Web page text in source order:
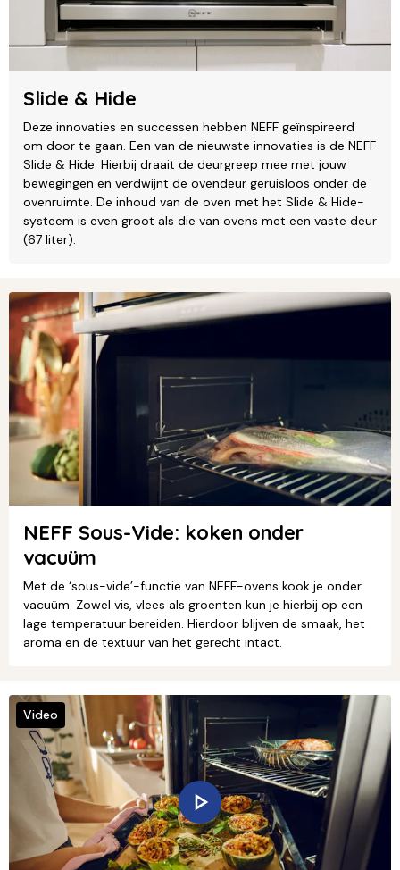
Slide & Hide
Deze innovaties en successen hebben NEFF geïnspireerd
om door te gaan. Een van de nieuwste innovaties is de NEFF
Slide & Hide. Hierbij draait de deurgreep mee met jouw
bewegingen en verdwijnt de ovendeur geruisloos onder de
ovenruimte. De inhoud van de oven met het Slide & Hide-
systeem is even groot als die van ovens met een vaste deur
(67 liter).
NEFF Sous-Vide: koken onder
vacuüm
Met de ‘sous-vide’-functie van NEFF-ovens kook je onder
vacuüm. Zowel vis, vlees als groenten kun je hierbij op een
lage temperatuur bereiden. Hierdoor blijven de smaak, het
aroma en de textuur van het gerecht intact.
Video